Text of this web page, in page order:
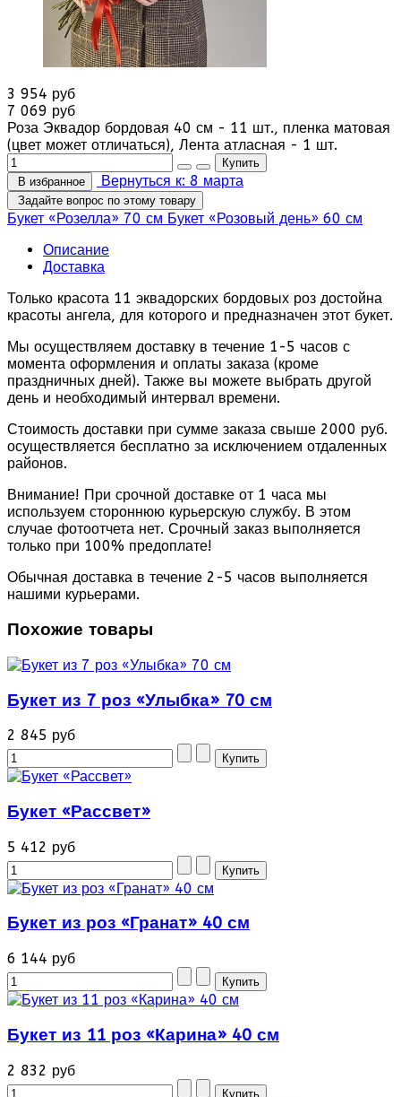
3 954 руб
7 069 руб
Роза Эквадор бордовая 40 см - 11 шт., пленка матовая
(цвет может отличаться), Лента атласная - 1 шт.
В избранное Вернуться к: 8 марта
Задайте вопрос по этому товару
Букет «Розелла» 70 см Букет «Розовый день» 60 см
Описание
Доставка
Только красота 11 эквадорских бордовых роз достойна
красоты ангела, для которого и предназначен этот букет.
Мы осуществляем доставку в течение 1-5 часов с
момента оформления и оплаты заказа (кроме
праздничных дней). Также вы можете выбрать другой
день и необходимый интервал времени.
Стоимость доставки при сумме заказа свыше 2000 руб.
осуществляется бесплатно за исключением отдаленных
районов.
Внимание! При срочной доставке от 1 часа мы
используем стороннюю курьерскую службу. В этом
случае фотоотчета нет. Срочный заказ выполняется
только при 100% предоплате!
Обычная доставка в течение 2-5 часов выполняется
нашими курьерами.
Похожие товары
Букет из 7 роз «Улыбка» 70 см
2 845 руб
Букет «Рассвет»
5 412 руб
Букет из роз «Гранат» 40 см
6 144 руб
Букет из 11 роз «Карина» 40 см
2 832 руб